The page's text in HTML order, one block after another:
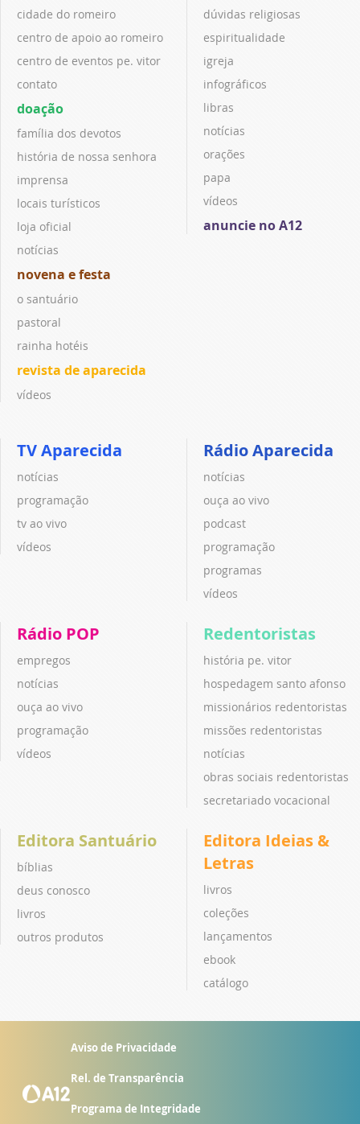
cidade do romeiro
centro de apoio ao romeiro
centro de eventos pe. vitor
contato
doação
família dos devotos
história de nossa senhora
imprensa
locais turísticos
loja oficial
notícias
novena e festa
o santuário
pastoral
rainha hotéis
revista de aparecida
vídeos
dúvidas religiosas
espiritualidade
igreja
infográficos
libras
notícias
orações
papa
vídeos
anuncie no A12
TV Aparecida
notícias
programação
tv ao vivo
vídeos
Rádio Aparecida
notícias
ouça ao vivo
podcast
programação
programas
vídeos
Rádio POP
empregos
notícias
ouça ao vivo
programação
vídeos
Redentoristas
história pe. vitor
hospedagem santo afonso
missionários redentoristas
missões redentoristas
notícias
obras sociais redentoristas
secretariado vocacional
Editora Santuário
bíblias
deus conosco
livros
outros produtos
Editora Ideias &
Letras
livros
coleções
lançamentos
ebook
catálogo
Aviso de Privacidade
Rel. de Transparência
Programa de Integridade